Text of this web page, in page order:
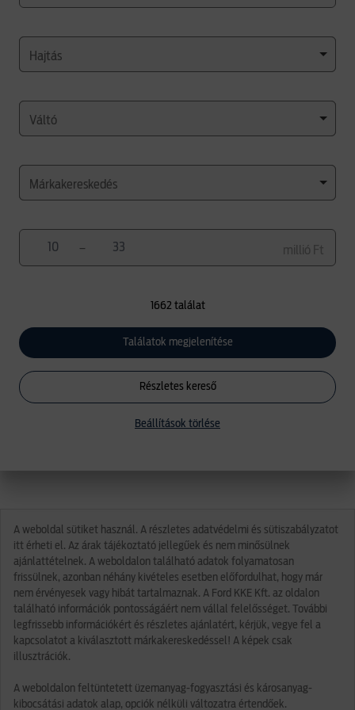
Hajtás
Váltó
Márkakereskedés
millió Ft
–
1662 találat
Találatok megjelenítése
Részletes kereső
Beállítások törlése
A weboldal sütiket használ. A részletes adatvédelmi és sütiszabályzatot
itt érheti el. Az árak tájékoztató jellegűek és nem minősülnek
ajánlattételnek. A weboldalon található adatok folyamatosan
frissülnek, azonban néhány kivételes esetben előfordulhat, hogy már
nem érvényesek vagy hibát tartalmaznak. A Ford KKE Kft. az oldalon
található információk pontosságáért nem vállal felelősséget. További
legfrissebb információkért és részletes ajánlatért, kérjük, vegye fel a
kapcsolatot a kiválasztott márkakereskedéssel! A képek csak
illusztrációk.
A weboldalon feltüntetett üzemanyag-fogyasztási és károsanyag-
kibocsátási adatok alap, opciók nélküli változatra értendőek.